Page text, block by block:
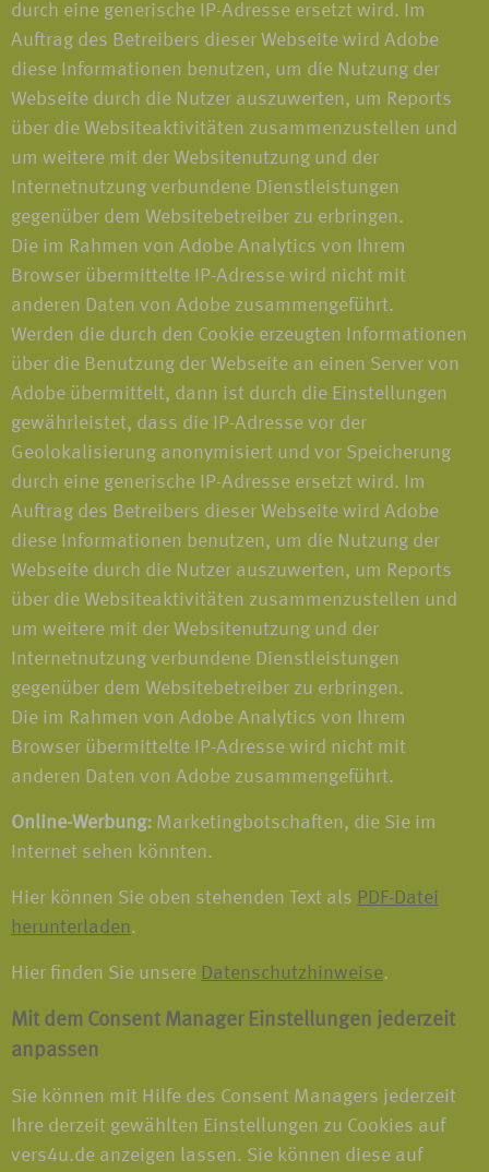
durch eine generische IP-Adresse ersetzt wird. Im
Auftrag des Betreibers dieser Webseite wird Adobe
diese Informationen benutzen, um die Nutzung der
Webseite durch die Nutzer auszuwerten, um Reports
über die Websiteaktivitäten zusammenzustellen und
um weitere mit der Websitenutzung und der
Internetnutzung verbundene Dienstleistungen
gegenüber dem Websitebetreiber zu erbringen.
Die im Rahmen von Adobe Analytics von Ihrem
Browser übermittelte IP-Adresse wird nicht mit
anderen Daten von Adobe zusammengeführt.
Werden die durch den Cookie erzeugten Informationen
über die Benutzung der Webseite an einen Server von
Adobe übermittelt, dann ist durch die Einstellungen
gewährleistet, dass die IP-Adresse vor der
Geolokalisierung anonymisiert und vor Speicherung
durch eine generische IP-Adresse ersetzt wird. Im
Auftrag des Betreibers dieser Webseite wird Adobe
diese Informationen benutzen, um die Nutzung der
Webseite durch die Nutzer auszuwerten, um Reports
über die Websiteaktivitäten zusammenzustellen und
um weitere mit der Websitenutzung und der
Internetnutzung verbundene Dienstleistungen
gegenüber dem Websitebetreiber zu erbringen.
Die im Rahmen von Adobe Analytics von Ihrem
Browser übermittelte IP-Adresse wird nicht mit
anderen Daten von Adobe zusammengeführt.
Online-Werbung: Marketingbotschaften, die Sie im
Internet sehen könnten.
Hier können Sie oben stehenden Text als PDF-Datei
herunterladen.
Hier finden Sie unsere Datenschutzhinweise.
Mit dem Consent Manager Einstellungen jederzeit
anpassen
Sie können mit Hilfe des Consent Managers jederzeit
Ihre derzeit gewählten Einstellungen zu Cookies auf
vers4u.de anzeigen lassen. Sie können diese auf